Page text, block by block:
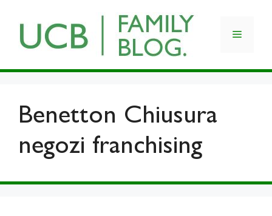
content
Menu
Benetton Chiusura
negozi franchising